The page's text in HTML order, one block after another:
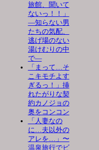
旅館、聞いて
ないっ！！」
―知らない男
たちの気配、
逃げ場のない
湯けむりの中
で―
「まって…そ
こキモチよす
ぎるっ！」挿
れたがりな契
約カノジョの
奥をコンコン
「人妻なの
に…夫以外の
アレを…」〜
温泉旅行でビ